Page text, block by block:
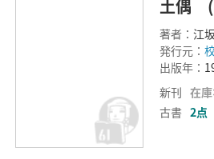
土偶
著者： 江
発行元：
出版年：
新刊 在
古書 2点